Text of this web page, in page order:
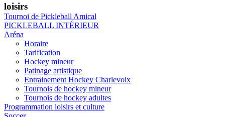
loisirs
Tournoi de Pickleball Amical
PICKLEBALL INTÉRIEUR
Aréna
Horaire
Tarification
Hockey mineur
Patinage artistique
Entrainement Hockey Charlevoix
Tournois de hockey mineur
Tournois de hockey adultes
Programmation loisirs et culture